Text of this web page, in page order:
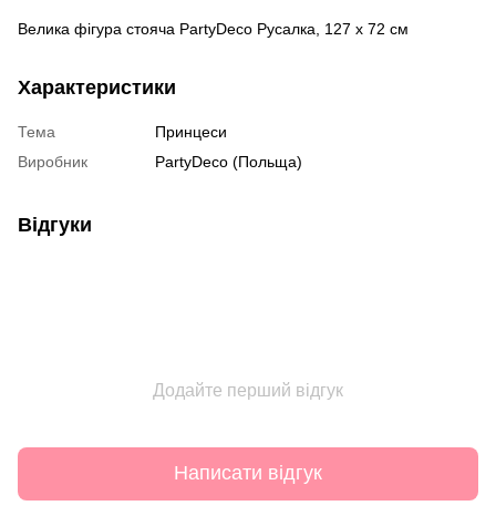
Велика фігура стояча PartyDeco Русалка, 127 x 72 см
Характеристики
Тема
Принцеси
Виробник
PartyDeco (Польща)
Відгуки
Додайте перший відгук
Написати відгук